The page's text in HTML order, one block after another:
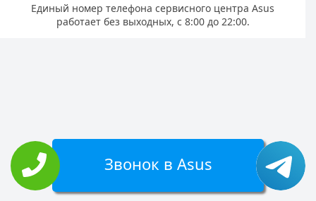
Единый номер телефона сервисного центра Asus
работает без выходных, с 8:00 до 22:00.
Звонок в Asus